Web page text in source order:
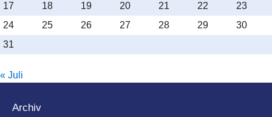
17
18 19 20 21 22
23
24
25 26 27 28 29
30
31
« Juli
Archiv